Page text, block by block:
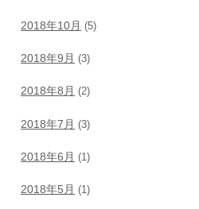
2018年10月 (5)
2018年9月 (3)
2018年8月 (2)
2018年7月 (3)
2018年6月 (1)
2018年5月 (1)